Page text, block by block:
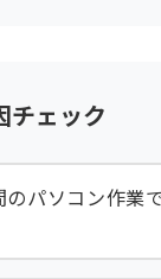
チェック
のパソコン作業